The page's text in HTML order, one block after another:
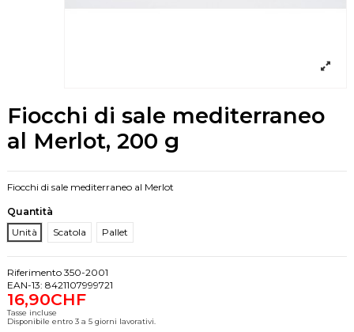
Fiocchi di sale mediterraneo
al Merlot, 200 g
Fiocchi di sale mediterraneo al Merlot
Quantità
Unità
Scatola Pallet
Riferimento 350-2001
EAN-13: 8421107999721
16,90CHF
Tasse incluse
Disponibile entro 3 a 5 giorni lavorativi.